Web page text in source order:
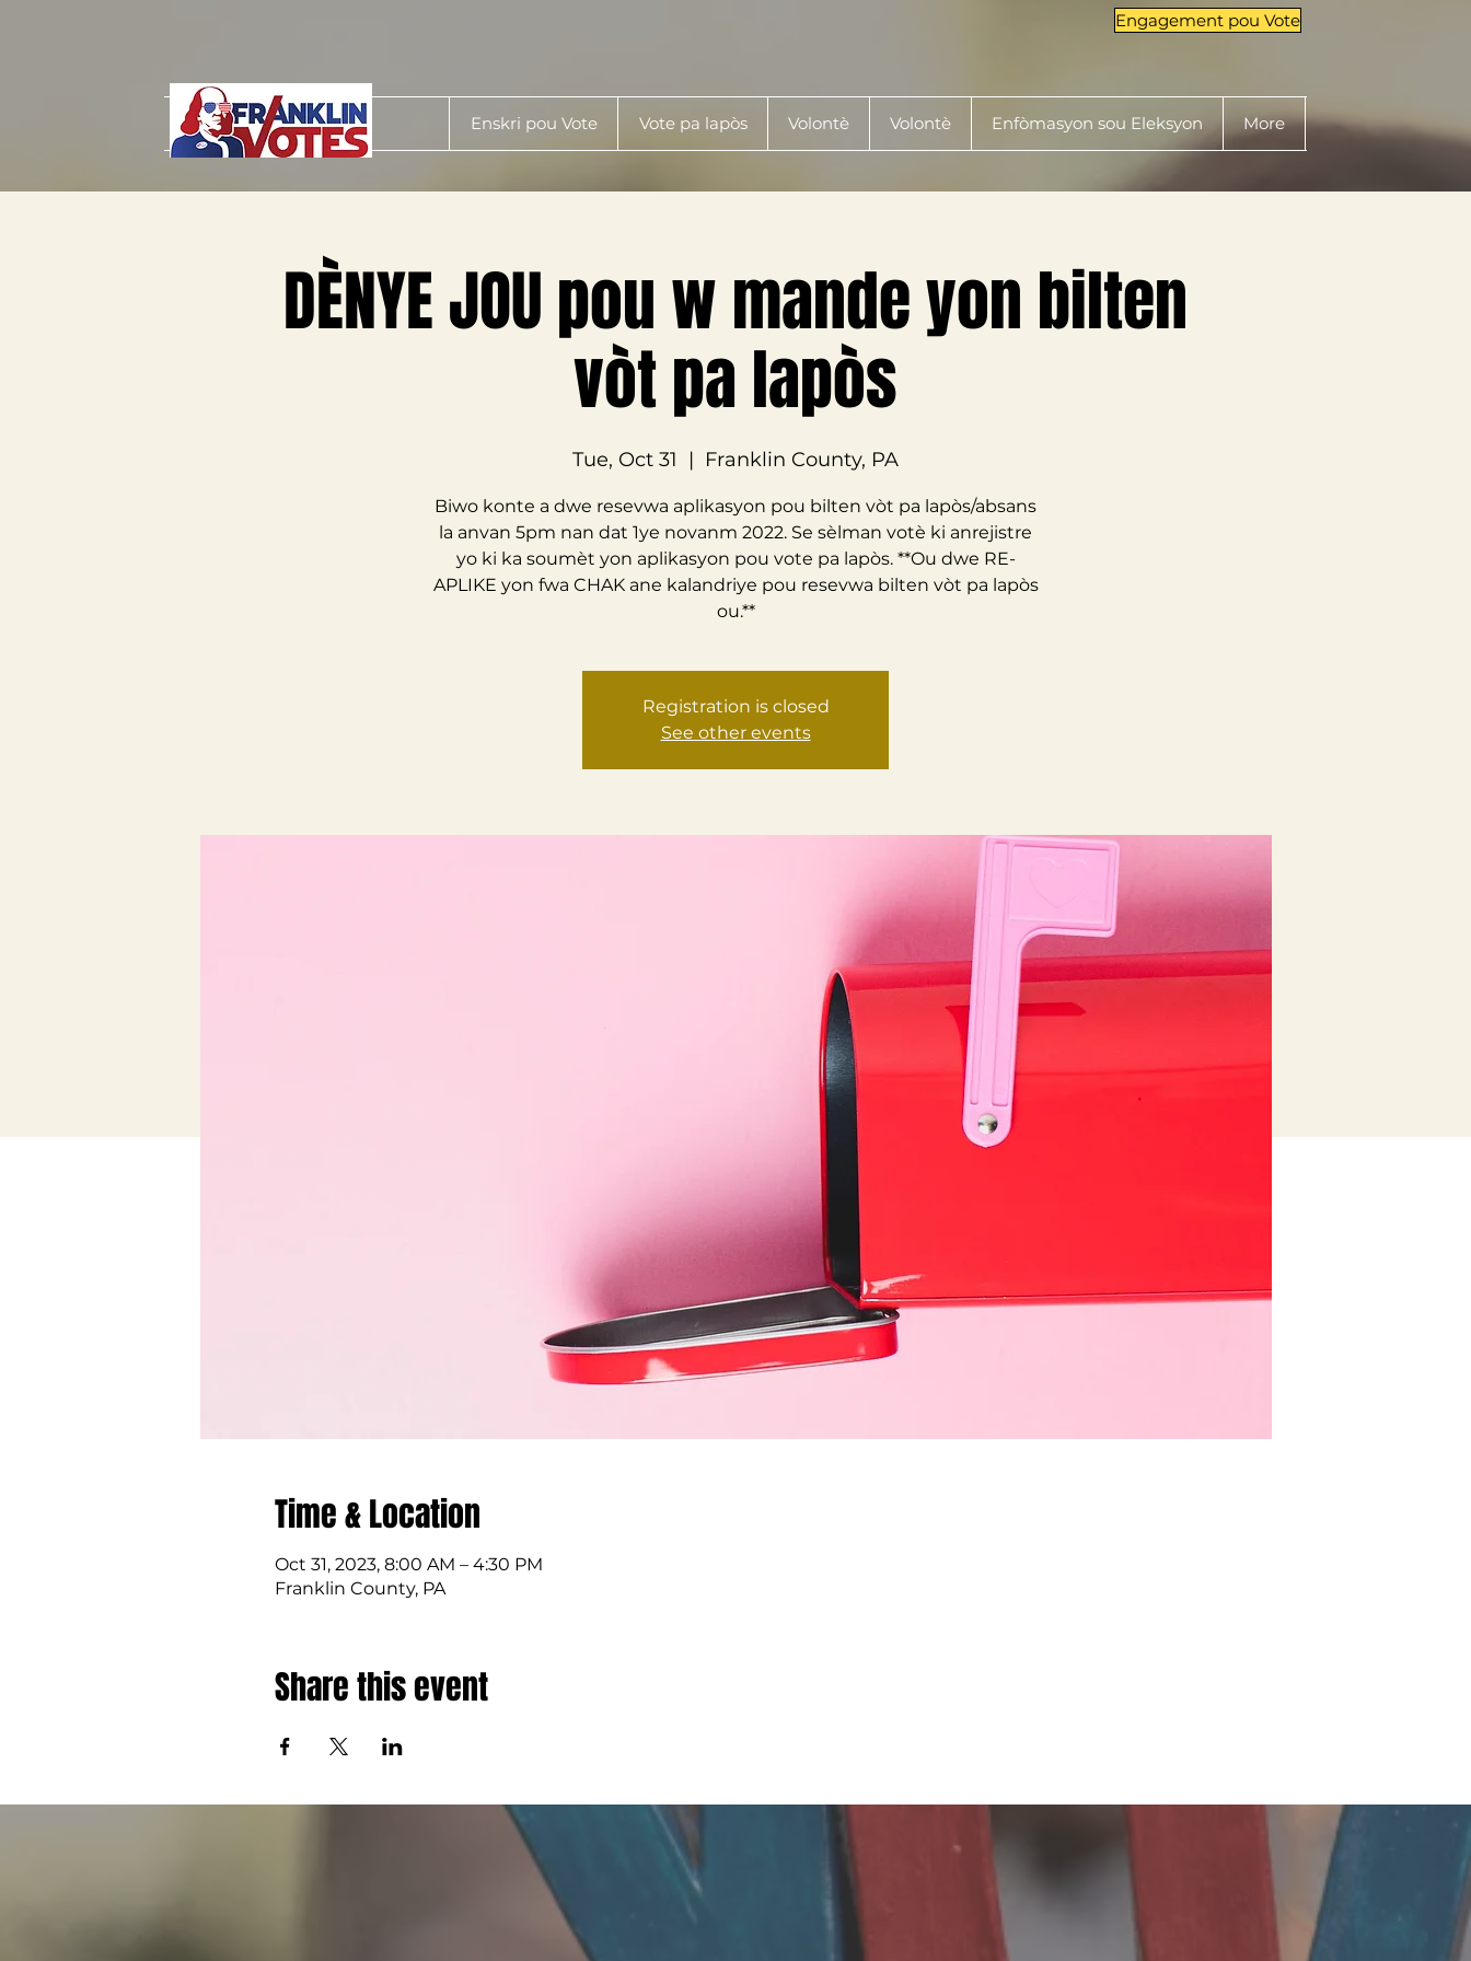
Enskri pou Vote Vote pa lapòs Volontè Volontè Enfòmasyon sou Eleksyon More
DÈNYE JOU pou w mande yon bilten
vòt pa lapòs
Tue, Oct 31
  |
Franklin County, PA
Biwo konte a dwe resevwa aplikasyon pou bilten vòt pa lapòs/absans
la anvan 5pm nan dat 1ye novanm 2022. Se sèlman votè ki anrejistre
yo ki ka soumèt yon aplikasyon pou vote pa lapòs. **Ou dwe RE-
APLIKE yon fwa CHAK ane kalandriye pou resevwa bilten vòt pa lapòs
ou.**
Registration is closed
See other events
Time & Location
Oct 31, 2023, 8:00 AM – 4:30 PM
Franklin County, PA
Share this event
Engagement pou Vote